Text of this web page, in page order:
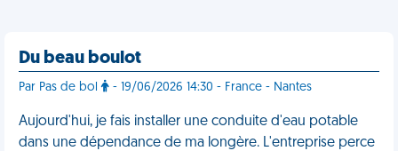
Du beau boulot
Par Pas de bol - 19/06/2026 14:30 - France - Nantes
Aujourd'hui, je fais installer une conduite d'eau potable
dans une dépendance de ma longère. L'entreprise perce